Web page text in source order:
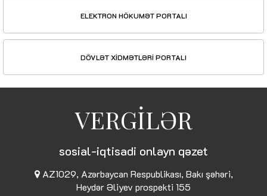
ELEKTRON HÖKUMƏT PORTALI
DÖVLƏT XİDMƏTLƏRİ PORTALI
VERGİLƏR
sosial-iqtisadi onlayn qəzet
AZ1029, Azərbaycan Respublikası, Bakı şəhəri,
Heydər Əliyev prospekti 155